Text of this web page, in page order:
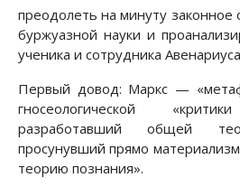
преодолеть на минуту законное
буржуазной науки и
ученика и сотрудника
Первый довод: Маркс —
гносеологической
разработавший общей
просунувший прямо
теорию познания».